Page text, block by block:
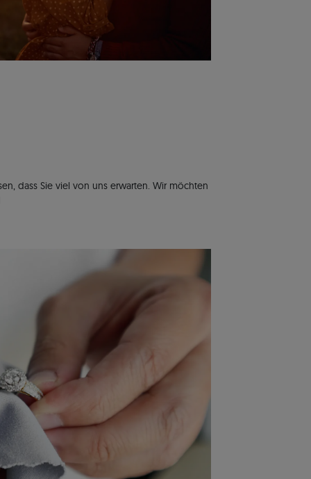
dass Sie viel von uns erwarten. Wir möchten